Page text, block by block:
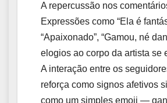
A repercussão nos
Expressões como “Ela é
“Apaixonado”, “Gamou, né
elogios ao corpo da artista se
A interação entre os
reforça como signos afetivos
como um simples emoji —